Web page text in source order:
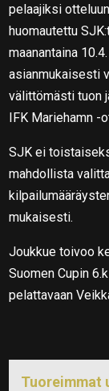
pelaajiksi
huomautettu
maanantaina
asianmukaisesti
välittömästi tuon
IFK Mariehamn -
SJK ei
mahdollista
mukaisesti.
Joukkue toivoo
Suomen Cupin
pelattavaan
Tuoreimmat